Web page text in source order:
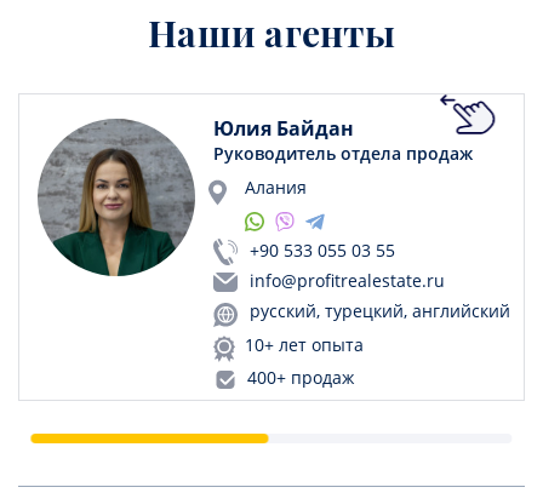
Наши агенты
Юлия Байдан
Руководитель отдела продаж
Алания
+90 533 055 03 55
info@profitrealestate.ru
русский, турецкий, английский
10+ лет опыта
400+ продаж